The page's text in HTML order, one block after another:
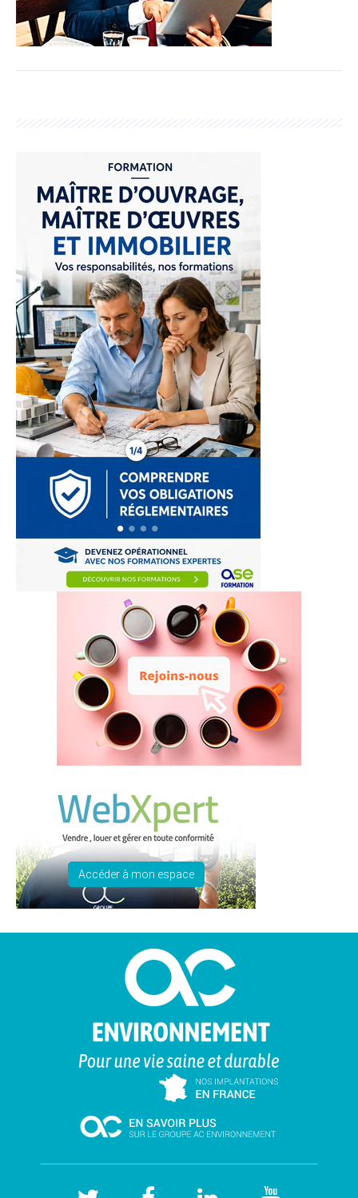
Accéder à mon espace